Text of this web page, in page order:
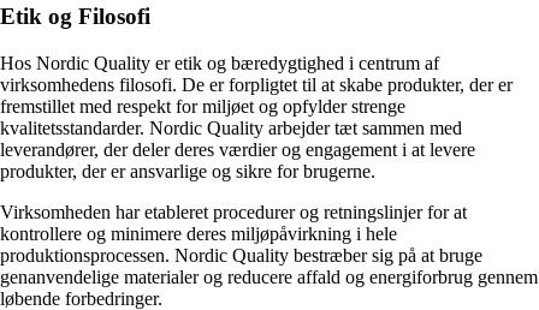
Etik og Filosofi
Hos Nordic Quality er etik og bæredygtighed i centrum af
virksomhedens filosofi. De er forpligtet til at skabe produkter, der er
fremstillet med respekt for miljøet og opfylder strenge
kvalitetsstandarder. Nordic Quality arbejder tæt sammen med
leverandører, der deler deres værdier og engagement i at levere
produkter, der er ansvarlige og sikre for brugerne.
Virksomheden har etableret procedurer og retningslinjer for at
kontrollere og minimere deres miljøpåvirkning i hele
produktionsprocessen. Nordic Quality bestræber sig på at bruge
genanvendelige materialer og reducere affald og energiforbrug gennem
løbende forbedringer.